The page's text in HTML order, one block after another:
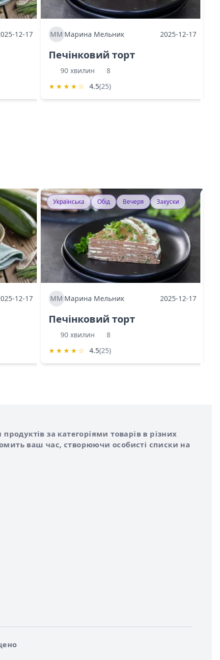
12-17 МММарина Мельник 2025-12-17
Печінковий торт
90 хвилин
8
★ ★ ★ ★ ☆ 4.5(25)
12-17
Українська Обід Вечеря Закуски
МММарина Мельник 2025-12-17
Печінковий торт
90 хвилин
8
★ ★ ★ ★ ☆ 4.5(25)
за категоріями товарів в різних
ваш час, створюючи особисті списки на